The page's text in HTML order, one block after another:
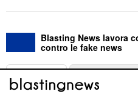
Blasting News lavora
contro le fake news
ABOUT